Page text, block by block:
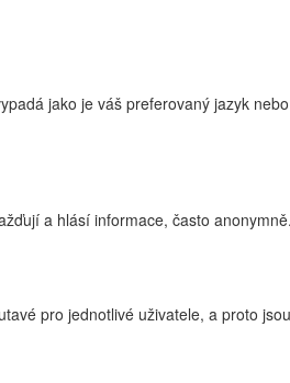
jako je váš preferovaný jazyk
a hlásí informace, často anonymně.
pro jednotlivé uživatele, a proto